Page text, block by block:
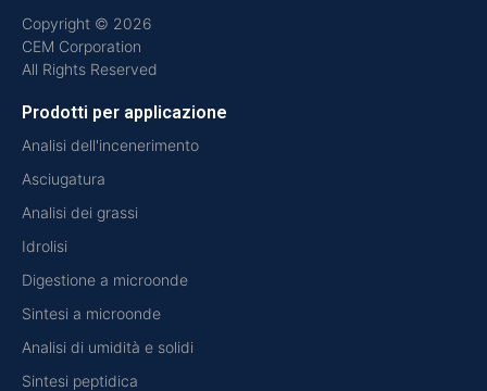
Copyright © 2026
CEM Corporation
All Rights Reserved
Prodotti per applicazione
Analisi dell'incenerimento
Asciugatura
Analisi dei grassi
Idrolisi
Digestione a microonde
Sintesi a microonde
Analisi di umidità e solidi
Sintesi peptidica